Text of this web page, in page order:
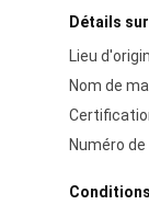
Détails
Lieu
Nom de
Numéro